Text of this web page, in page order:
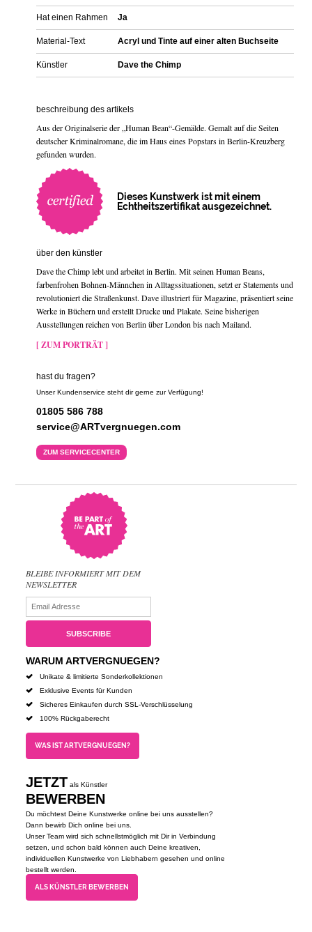
Hat einen Rahmen Ja
Material-Text Acryl und Tinte auf einer alten Buchseite
Künstler Dave the Chimp
beschreibung des artikels
Aus der Originalserie der „Human Bean“-Gemälde. Gemalt auf die Seiten
deutscher Kriminalromane, die im Haus eines Popstars in Berlin-Kreuzberg
gefunden wurden.
Dieses Kunstwerk ist mit einem
Echtheitszertifikat ausgezeichnet.
über den künstler
Dave the Chimp lebt und arbeitet in Berlin. Mit seinen Human Beans,
farbenfrohen Bohnen-Männchen in Alltagssituationen, setzt er Statements und
revolutioniert die Straßenkunst. Dave illustriert für Magazine, präsentiert seine
Werke in Büchern und erstellt Drucke und Plakate. Seine bisherigen
Ausstellungen reichen von Berlin über London bis nach Mailand.
[ ZUM PORTRÄT ]
hast du fragen?
Unser Kundenservice steht dir gerne zur Verfügung!
01805 586 788
service@ARTvergnuegen.com
ZUM SERVICECENTER
BLEIBE INFORMIERT MIT DEM
NEWSLETTER
WARUM ARTVERGNUEGEN?
Unikate & limitierte Sonderkollektionen
Exklusive Events für Kunden
Sicheres Einkaufen durch SSL-Verschlüsselung
100% Rückgaberecht
WAS IST ARTVERGNUEGEN?
JETZT als Künstler
BEWERBEN
Du möchtest Deine Kunstwerke online bei uns ausstellen?
Dann bewirb Dich online bei uns.
Unser Team wird sich schnellstmöglich mit Dir in Verbindung
setzen, und schon bald können auch Deine kreativen,
individuellen Kunstwerke von Liebhabern gesehen und online
bestellt werden.
ALS KÜNSTLER BEWERBEN